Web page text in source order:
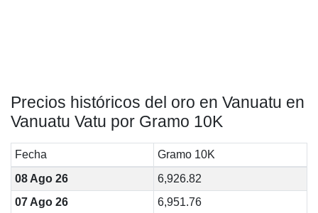
Precios históricos del oro en Vanuatu en
Vanuatu Vatu por Gramo 10K
Fecha
Gramo 10K
08 Ago 26
6,926.82
07 Ago 26
6,951.76